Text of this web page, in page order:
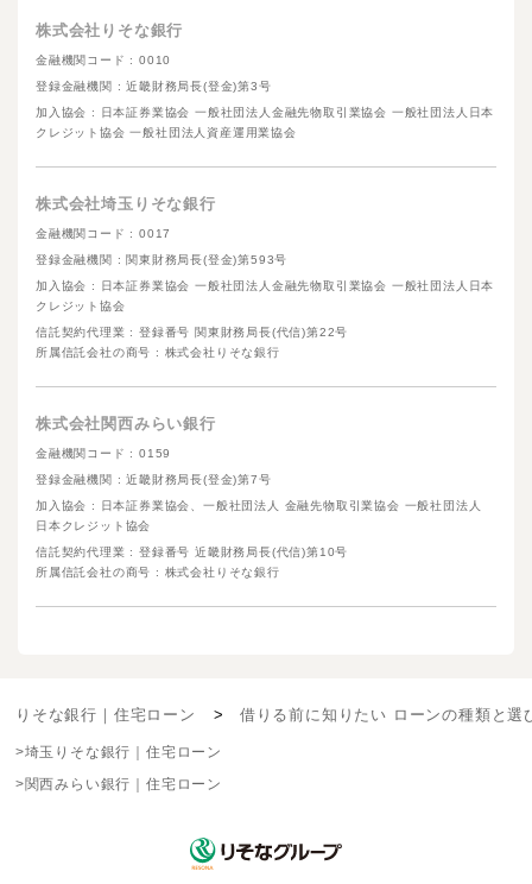
株式会社りそな銀行
金融機関コード : 0010
登録金融機関 : 近畿財務局長(登金)第3号
加入協会 : 日本証券業協会 一般社団法人金融先物取引業協会 一般社団法人日本
クレジット協会 一般社団法人資産運用業協会
株式会社埼玉りそな銀行
金融機関コード : 0017
登録金融機関 : 関東財務局長(登金)第593号
加入協会 : 日本証券業協会 一般社団法人金融先物取引業協会 一般社団法人日本
クレジット協会
信託契約代理業 : 登録番号 関東財務局長(代信)第22号
所属信託会社の商号 : 株式会社りそな銀行
株式会社関西みらい銀行
金融機関コード : 0159
登録金融機関 : 近畿財務局長(登金)第7号
加入協会 : 日本証券業協会、一般社団法人 金融先物取引業協会 一般社団法人
日本クレジット協会
信託契約代理業 : 登録番号 近畿財務局長(代信)第10号
所属信託会社の商号 : 株式会社りそな銀行
りそな銀行｜住宅ローン 借りる前に知りたい ローンの種類と選
埼玉りそな銀行｜住宅ローン
関西みらい銀行｜住宅ローン